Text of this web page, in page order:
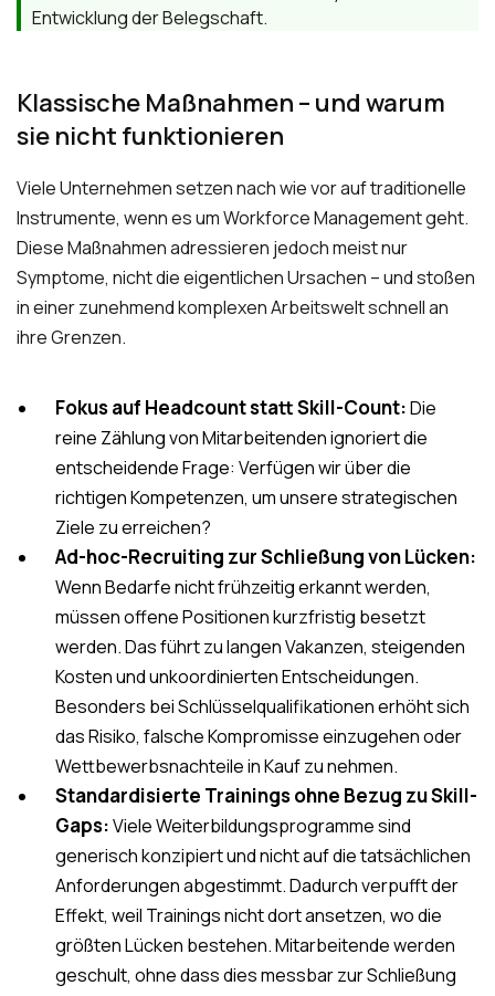
Entwicklung der Belegschaft.
Klassische Maßnahmen – und warum
sie nicht funktionieren
Viele Unternehmen setzen nach wie vor auf traditionelle
Instrumente, wenn es um Workforce Management geht.
Diese Maßnahmen adressieren jedoch meist nur
Symptome, nicht die eigentlichen Ursachen – und stoßen
in einer zunehmend komplexen Arbeitswelt schnell an
ihre Grenzen.
Fokus auf Headcount statt Skill-Count:Die
reine Zählung von Mitarbeitenden ignoriert die
entscheidende Frage: Verfügen wir über die
richtigen Kompetenzen, um unsere strategischen
Ziele zu erreichen?
Ad-hoc-Recruiting zur Schließung von Lücken:
Wenn Bedarfe nicht frühzeitig erkannt werden,
müssen offene Positionen kurzfristig besetzt
werden. Das führt zu langen Vakanzen, steigenden
Kosten und unkoordinierten Entscheidungen.
Besonders bei Schlüsselqualifikationen erhöht sich
das Risiko, falsche Kompromisse einzugehen oder
Wettbewerbsnachteile in Kauf zu nehmen.
Standardisierte Trainings ohne Bezug zu Skill-
Gaps:Viele Weiterbildungsprogramme sind
generisch konzipiert und nicht auf die tatsächlichen
Anforderungen abgestimmt. Dadurch verpufft der
Effekt, weil Trainings nicht dort ansetzen, wo die
größten Lücken bestehen. Mitarbeitende werden
geschult, ohne dass dies messbar zur Schließung